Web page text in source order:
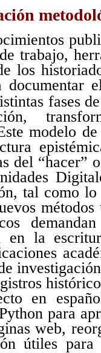
trabajo,
los
documentar
fases
modelo
del “hacer”
tal como
en la
en
para
web,
útiles